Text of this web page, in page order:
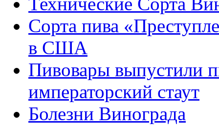
Сорта пива
в США
Пивовары выпустили
императорский стаут
Болезни Винограда